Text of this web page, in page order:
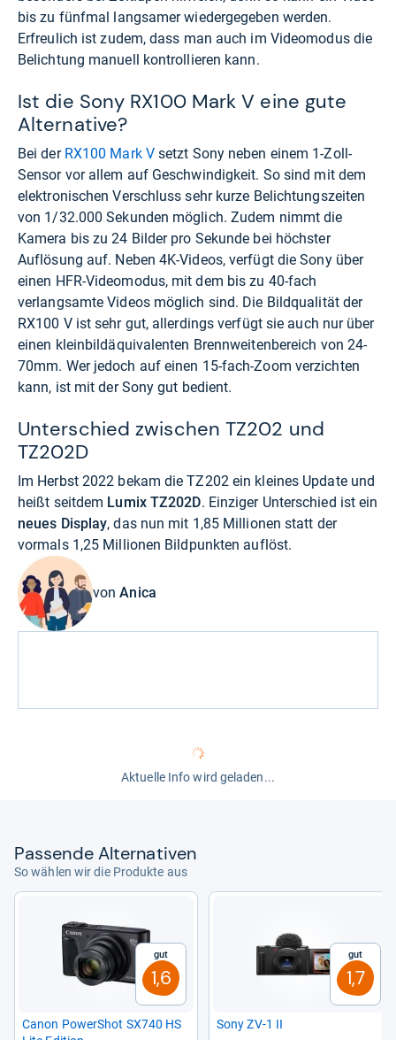
bis zu fünfmal langsamer wiedergegeben werden.
Erfreulich ist zudem, dass man auch im Videomodus die
Belichtung manuell kontrollieren kann.
Ist die Sony RX100 Mark V eine gute
Alternative?
Bei der RX100 Mark Vsetzt Sony neben einem 1-Zoll-
Sensor vor allem auf Geschwindigkeit. So sind mit dem
elektronischen Verschluss sehr kurze Belichtungszeiten
von 1/32.000 Sekunden möglich. Zudem nimmt die
Kamera bis zu 24 Bilder pro Sekunde bei höchster
Auflösung auf. Neben 4K-Videos, verfügt die Sony über
einen HFR-Videomodus, mit dem bis zu 40-fach
verlangsamte Videos möglich sind. Die Bildqualität der
RX100 V ist sehr gut, allerdings verfügt sie auch nur über
einen kleinbildäquivalenten Brennweitenbereich von 24-
70mm. Wer jedoch auf einen 15-fach-Zoom verzichten
kann, ist mit der Sony gut bedient.
Unterschied zwischen TZ202 und
TZ202D
Im Herbst 2022 bekam die TZ202 ein kleines Update und
heißt seitdem Lumix TZ202D. Einziger Unterschied ist ein
neues Display, das nun mit 1,85 Millionen statt der
vormals 1,25 Millionen Bildpunkten auflöst.
vonAnica
Aktuelle Info wird geladen...
Pas­sende Alter­na­ti­ven
So wählen wir die Produkte aus
Gut
1,6
Canon PowerS­hot SX740 HS
Gut
1,7
Sony ZV-​1 II